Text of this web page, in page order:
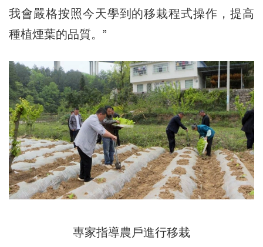
我會嚴格按照今天學到的移栽程式操作，提高
種植煙葉的品質。”
專家指導農戶進行移栽